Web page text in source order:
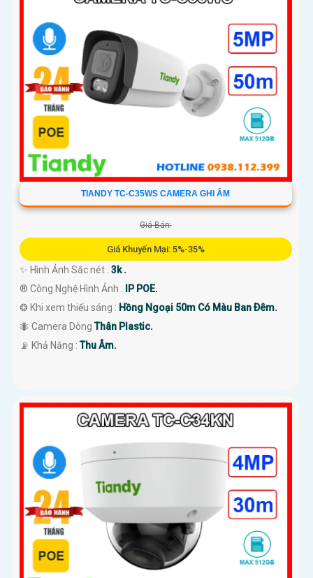
TIANDY TC-C35WS CAMERA GHI ÂM
Giá Bán:
Giá Khuyến Mại: 5%-35%
✨ Hình Ảnh Sắc nét : 3k .
®️ Công Nghệ Hình Ảnh : IP POE.
❂ Khi xem thiếu sáng : Hồng Ngoại 50m Có Màu Ban Ðêm.
🐜 Camera DòngThân Plastic.
️📡 Khả Năng :Thu Âm.